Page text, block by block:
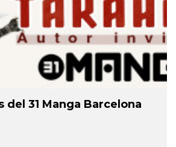
del 31 Manga Barcelona